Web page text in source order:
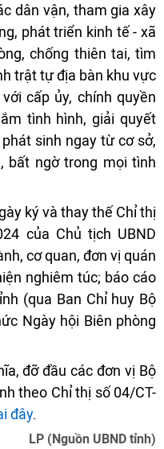
dân vận, tham gia xây
phát triển kinh tế - xã
chống thiên tai, tìm
trật tự địa bàn khu vực
cấp ủy, chính quyền
tình hình, giải quyết
sinh ngay từ cơ sở,
bất ngờ trong mọi tình
ký và thay thế Chỉ thị
của Chủ tịch UBND
cơ quan, đơn vị quán
nghiêm túc; báo cáo
(qua Ban Chỉ huy Bộ
Ngày hội Biên phòng
đỡ đầu các đơn vị Bộ
theo Chỉ thị số 04/CT-
đây.
LP (Nguồn UBND tỉnh)